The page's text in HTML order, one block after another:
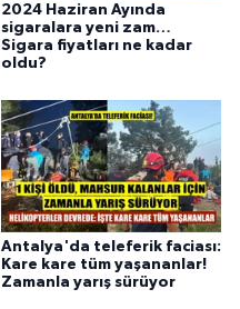
2024 Haziran Ayında
sigaralara yeni zam…
Sigara fiyatları ne kadar
oldu?
Antalya'da teleferik faciası:
Kare kare tüm yaşananlar!
Zamanla yarış sürüyor